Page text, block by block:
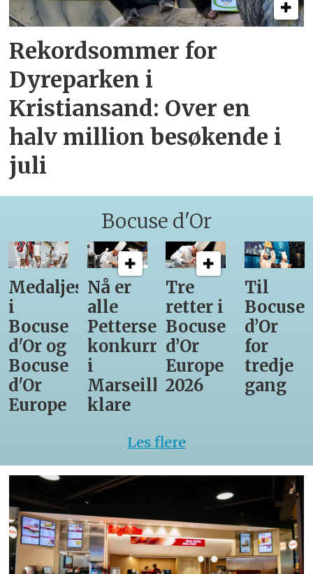
Rekordsommer for
Dyreparken i
Kristiansand: Over en
halv million besøkende i
juli
Bocuse d'Or
Medaljestatistikk
i
Bocuse
d'Or og
Bocuse
d'Or
Europe
Nå er
alle
Pettersens
konkurrenter
i
Marseille
klare
Tre
retter i
Bocuse
d’Or
Europe
2026
Til
Bocuse
d’Or
for
tredje
gang
Les flere